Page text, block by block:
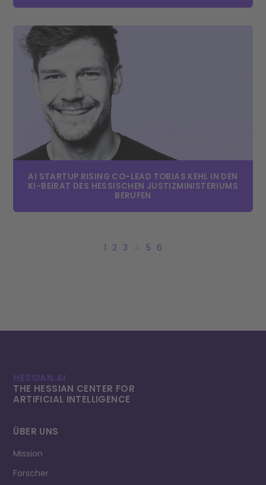
AI STARTUP RISING CO-LEAD TOBIAS KEHL IN DEN
KI-BEIRAT DES HESSISCHEN JUSTIZMINISTERIUMS
BERUFEN
1 2 3 5 6
HESSIAN.AI
THE HESSIAN CENTER FOR
ARTIFICIAL INTELLI­GENCE
ÜBER UNS
Mission
Forscher